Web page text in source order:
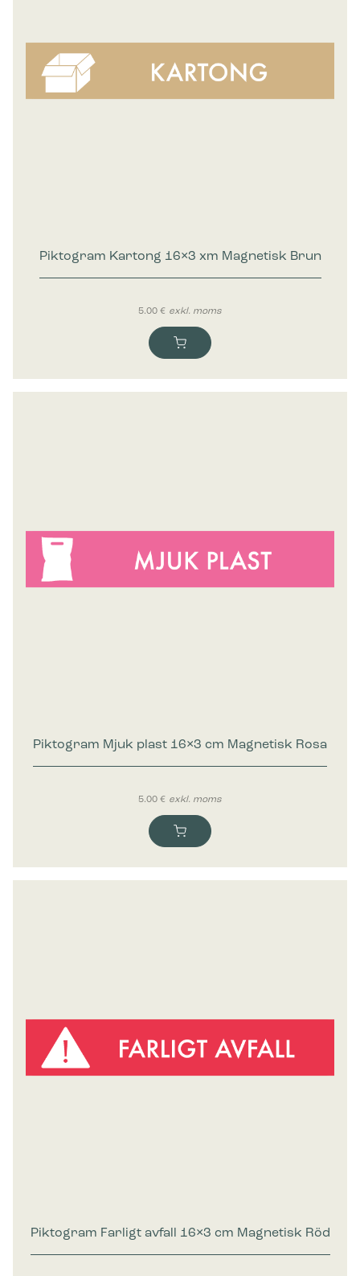
Piktogram Kartong 16×3 xm Magnetisk Brun
5.00€ exkl. moms
Piktogram Mjuk plast 16×3 cm Magnetisk Rosa
5.00€ exkl. moms
Piktogram Farligt avfall 16×3 cm Magnetisk Röd